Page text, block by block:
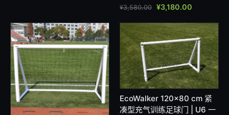
¥3,580.00 ¥3,180.00
EcoWalker 120×80 cm 紧
凑型充气训练足球门 | U6 一